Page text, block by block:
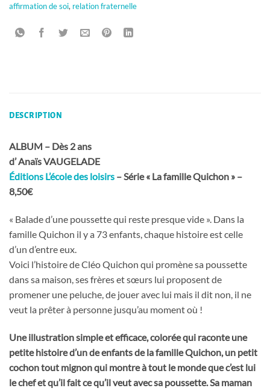
affirmation de soi, relation fraternelle
DESCRIPTION
ALBUM – Dès 2 ans
d’ Anaïs VAUGELADE
Éditions L’école des loisirs – Série « La famille Quichon » –
8,50€
« Balade d’une poussette qui reste presque vide ». Dans la
famille Quichon il y a 73 enfants, chaque histoire est celle
d’un d’entre eux.
Voici l’histoire de Cléo Quichon qui promène sa poussette
dans sa maison, ses frères et sœurs lui proposent de
promener une peluche, de jouer avec lui mais il dit non, il ne
veut la prêter à personne jusqu’au moment où !
Une illustration simple et efficace, colorée qui raconte une
petite histoire d’un de enfants de la famille Quichon, un petit
cochon tout mignon qui montreà tout le monde que c’est lui
le chef et qu’il fait ce qu’il veut avec sa poussette. Sa maman